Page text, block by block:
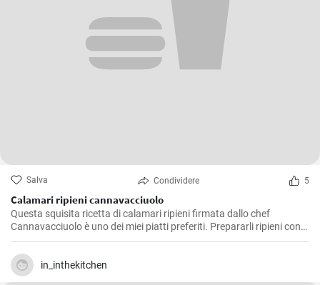
Salva Condividere 5
Calamari ripieni cannavacciuolo
Questa squisita ricetta di calamari ripieni firmata dallo chef
Cannavacciuolo è uno dei miei piatti preferiti. Prepararli ripieni con
aromi, pane raffermo e prezzemolo è un'ideale miscela di sapori di
mare e terra e poi cotta al forno dona un delizioso ed equilibrato
soddisfazione al palato. E' un piatto che preferisco servire come
antipasto durante le festività, ma è ottimo anche come secondo
in_inthekitchen